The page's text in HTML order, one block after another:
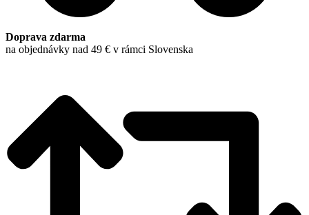
Doprava zdarma
na objednávky nad 49 € v rámci Slovenska